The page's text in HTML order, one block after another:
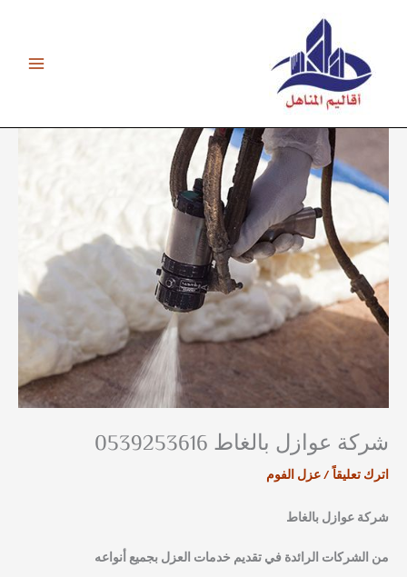
شركة عوازل بالغاط 0539253616
اترك تعليقاً /عزل الفوم
شركة عوازل بالغاط
من الشركات الرائدة في تقديم خدمات العزل بجميع أنواعه